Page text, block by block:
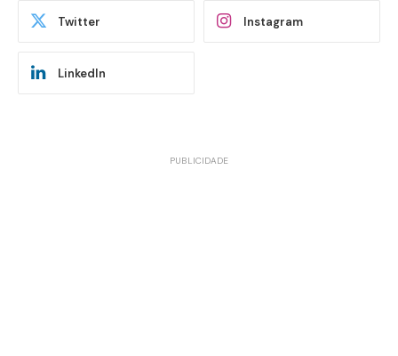
Twitter Instagram
LinkedIn